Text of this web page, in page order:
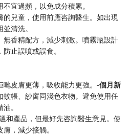
宜過頻，以免成分積累。
的兒童，使用前應咨詢醫生。如出現
清洗。
無香精配方，減少刺激。噴霧瓶設計
止誤噴或誤食。
皮膚更薄，吸收能力更強。​​-個月新
蚊帳、紗窗同淺色衣物。避免使用任
。
和產品，但最好先咨詢醫生意見。使
，減少接觸。